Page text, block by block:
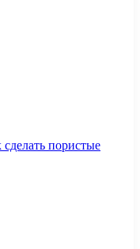
пористые